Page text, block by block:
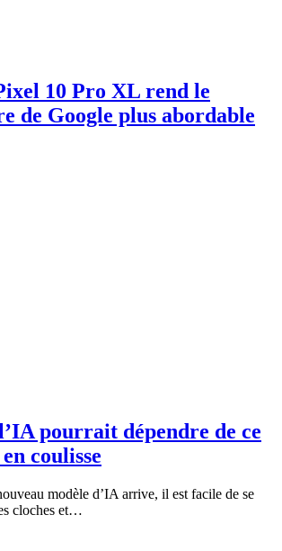
10 Pro XL rend le
de Google plus abordable
pourrait dépendre de ce
coulisse
modèle d’IA arrive, il est facile de se
cloches et…